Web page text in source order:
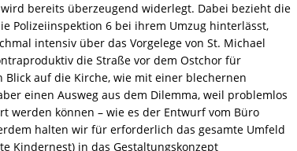
bereits überzeugend widerlegt. Dabei bezieht die
Polizeiinspektion 6 bei ihrem Umzug hinterlässt,
intensiv über das Vorgelege von St. Michael
die Straße vor dem Ostchor für
auf die Kirche, wie mit einer blechernen
einen Ausweg aus dem Dilemma, weil problemlos
werden können – wie es der Entwurf vom Büro
halten wir für erforderlich das gesamte Umfeld
Kindernest) in das Gestaltungskonzept